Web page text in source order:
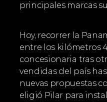
principales marcas
Hoy, recorrer la
entre los kilómetros
concesionaria tras
vendidas del país
nuevas propuestas
eligió Pilar para